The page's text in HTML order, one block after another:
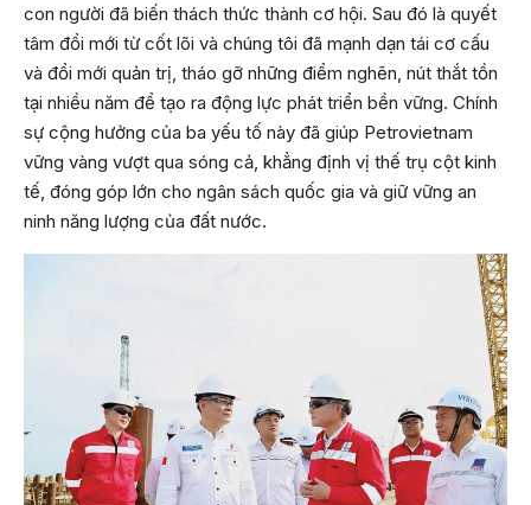
con người đã biến thách thức thành cơ hội. Sau đó là quyết
tâm đổi mới từ cốt lõi và chúng tôi đã mạnh dạn tái cơ cấu
và đổi mới quản trị, tháo gỡ những điểm nghẽn, nút thắt tồn
tại nhiều năm để tạo ra động lực phát triển bền vững. Chính
sự cộng hưởng của ba yếu tố này đã giúp Petrovietnam
vững vàng vượt qua sóng cả, khẳng định vị thế trụ cột kinh
tế, đóng góp lớn cho ngân sách quốc gia và giữ vững an
ninh năng lượng của đất nước.